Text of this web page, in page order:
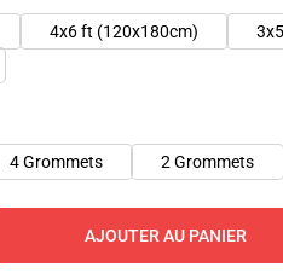
4x6 ft (120x180cm)
4 Grommets 2 Grommets
AJOUTER AU PANIER